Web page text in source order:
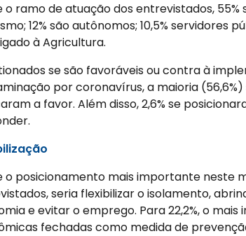
o ramo de atuação dos entrevistados,
12% são autônomos; 10,5% servidores
à Agricultura.
se são favoráveis ou contra à
por coronavírus, a maioria
a favor. Além disso, 2,6% se
o posicionamento mais importante neste
seria flexibilizar o isolamento,
e evitar o emprego. Para 22,2%, o
fechadas como medida de